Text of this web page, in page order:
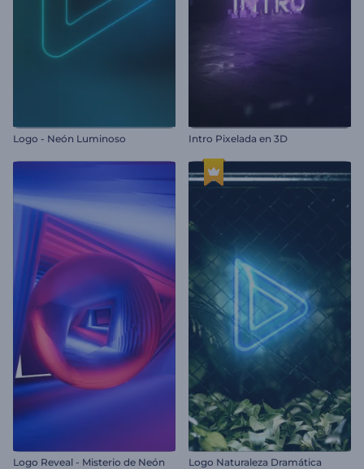
Logo - Neón Luminoso Intro Pixelada en 3D
Logo Reveal - Misterio de Neón Logo Naturaleza Dramática